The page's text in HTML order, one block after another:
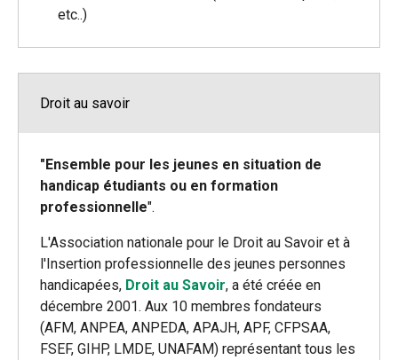
etc..)
Droit au savoir
"Ensemble pour les jeunes en situation de
handicap étudiants ou en formation
professionnelle".
L'Association nationale pour le Droit au Savoir et à
l'Insertion professionnelle des jeunes personnes
handicapées, Droit au Savoir, a été créée en
décembre 2001. Aux 10 membres fondateurs
(AFM, ANPEA, ANPEDA, APAJH, APF, CFPSAA,
FSEF, GIHP, LMDE, UNAFAM) représentant tous les